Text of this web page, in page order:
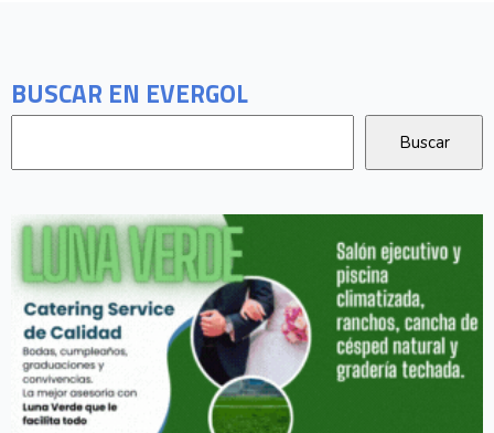
BUSCAR EN EVERGOL